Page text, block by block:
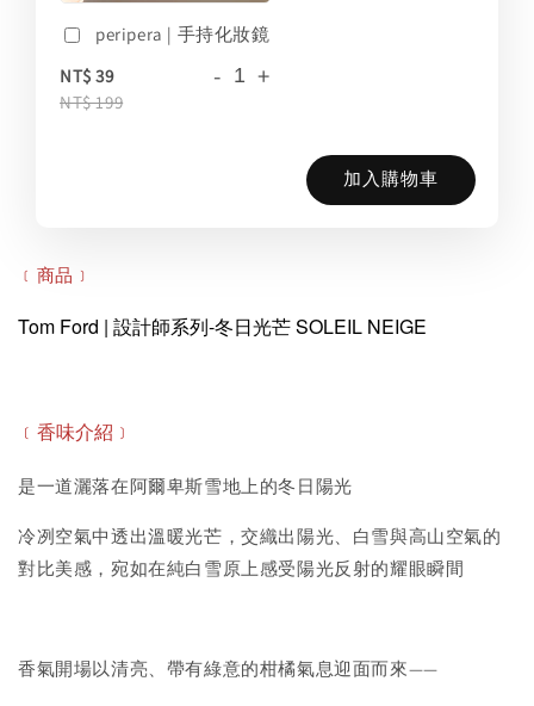
peripera | 手持化妝鏡
NT$ 39
NT$ 199
- +
加入購物車
﹝商品﹞
Tom Ford | 設計師系列-冬日光芒 SOLEIL NEIGE
﹝香味介紹 ﹞
是一道灑落在阿爾卑斯雪地上的冬日陽光
冷冽空氣中透出溫暖光芒，交織出陽光、白雪與高山空氣的
對比美感，宛如在純白雪原上感受陽光反射的耀眼瞬間
香氣開場以清亮、帶有綠意的柑橘氣息迎面而來——